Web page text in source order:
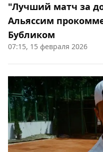
"Лучший матч за
Альяссим
Бубликом
07:15, 15 февраля 2026